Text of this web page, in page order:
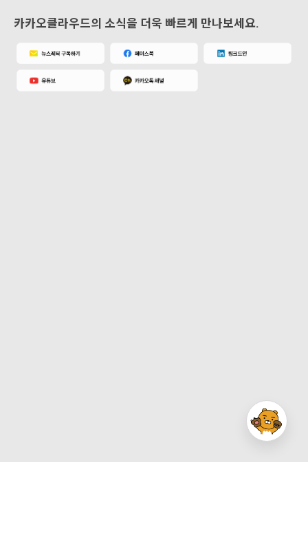
카카오클라우드의 소식을 더욱 빠르게 만나보세요.